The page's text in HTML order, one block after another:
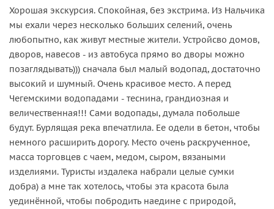
Хорошая экскурсия. Спокойная, без экстрима. Из Нальчика
мы ехали через несколько больших селений, очень
любопытно, как живут местные жители. Устройсво домов,
дворов, навесов - из автобуса прямо во дворы можно
позаглядывать))) сначала был малый водопад, достаточно
высокий и шумный. Очень красивое место. А перед
Чегемскими водопадами - теснина, грандиозная и
величественная!!! Сами водопады, думала побольше
будут. Бурлящая река впечатлила. Ее одели в бетон, чтобы
немного расширить дорогу. Место очень раскрученное,
масса торговцев с чаем, медом, сыром, вязаными
изделиями. Туристы издалека набрали целые сумки
добра) а мне так хотелось, чтобы эта красота была
уединённой, чтобы побродить наедине с природой,